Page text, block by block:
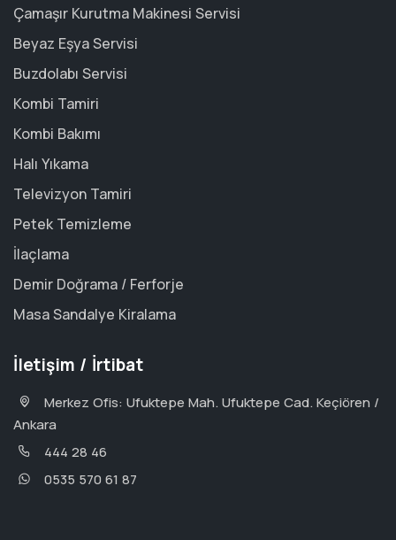
Çamaşır Kurutma Makinesi Servisi
Beyaz Eşya Servisi
Buzdolabı Servisi
Kombi Tamiri
Kombi Bakımı
Halı Yıkama
Televizyon Tamiri
Petek Temizleme
İlaçlama
Demir Doğrama / Ferforje
Masa Sandalye Kiralama
İletişim / İrtibat
Merkez Ofis: Ufuktepe Mah. Ufuktepe Cad. Keçiören /
Ankara
444 28 46
0535 570 61 87